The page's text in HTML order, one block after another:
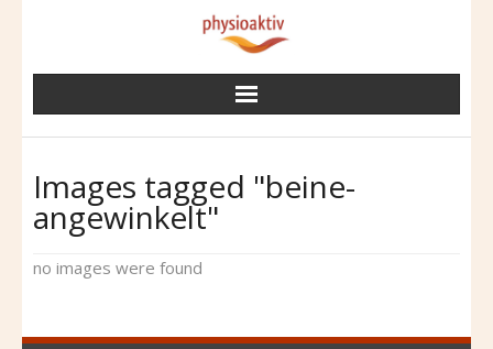
Images tagged "beine-
angewinkelt"
no images were found